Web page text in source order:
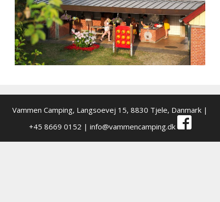
Vammen Camping, Langsoevej 15, 8830 Tjele, Danmark |
+45 8669 0152 | info@vammencamping.dk